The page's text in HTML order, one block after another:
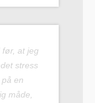
før, at jeg
stress
en
måde,